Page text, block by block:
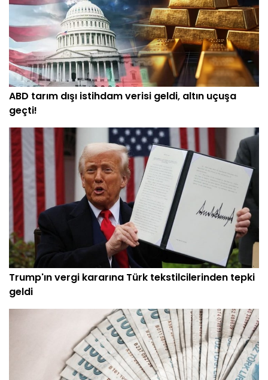
ABD tarım dışı istihdam verisi geldi, altın uçuşa
geçti!
Trump'ın vergi kararına Türk tekstilcilerinden tepki
geldi